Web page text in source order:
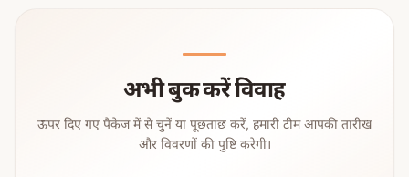
अभी बुक करें विवाह
ऊपर दिए गए पैकेज में से चुनें या पूछताछ करें, हमारी टीम आपकी तारीख
और विवरणों की पुष्टि करेगी।